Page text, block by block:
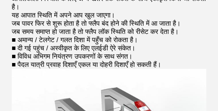
है।
यह आपात स्थिति में अपने आप खुल जाएगा।
जब पावर फिर से शुरू होता है तो फ्लैप बंद होने की स्थिति में आ जाता है।
जब समय समाप्त हो जाता है तो फ्लैप लॉक स्थिति को रीसेट कर देता है।
■ अमान्य / टेलगेट / गलत दिशा में पहुँच को रोकता है।
■ दी गई पहुंच / अस्वीकृत के लिए एलईडी ऐरे संकेत।
■ विविध अभिगम नियंत्रण उपकरणों के साथ संगत।
■ पैदल यात्री प्रवाह दिशाएँ एकल या दोहरी दिशाएँ हो सकती हैं।